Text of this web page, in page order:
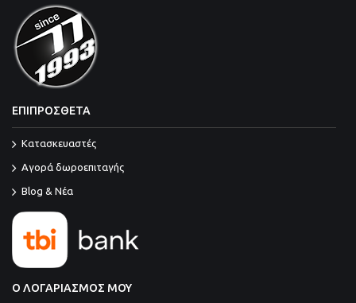
ΕΠΙΠΡΟΣΘΕΤΑ
Κατασκευαστές
Αγορά δωροεπιταγής
Blog & Νέα
Ο ΛΟΓΑΡΙΑΣΜΟΣ ΜΟΥ